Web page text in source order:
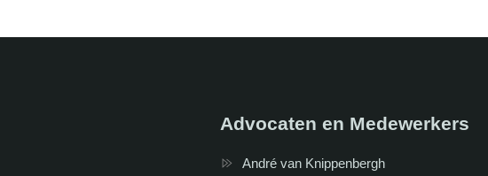
Advocaten en Medewerkers
André van Knippenbergh